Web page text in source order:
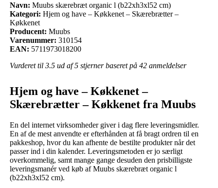
Navn: Muubs skærebræt organic l (b22xh3xl52 cm)
Kategori: Hjem og have – Køkkenet – Skærebrætter –
Køkkenet
Producent: Muubs
Varenummer: 310154
EAN: 5711973018200
Vurderet til 3.5 ud af 5 stjerner baseret på 42 anmeldelser
Hjem og have – Køkkenet –
Skærebrætter – Køkkenet fra Muubs
En del internet virksomheder giver i dag flere leveringsmidler.
En af de mest anvendte er efterhånden at få bragt ordren til en
pakkeshop, hvor du kan afhente de bestilte produkter når det
passer ind i din kalender. Leveringsmetoden er jo særligt
overkommelig, samt mange gange desuden den prisbilligste
leveringsmanér ved køb af Muubs skærebræt organic l
(b22xh3xl52 cm).